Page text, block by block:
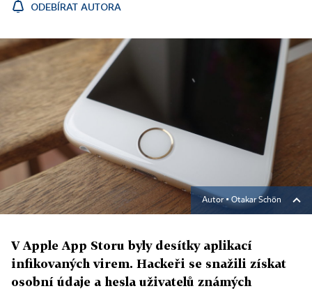
ODEBÍRAT AUTORA
Autor ▪Otakar Schön
V Apple App Storu byly desítky aplikací
infikovaných virem. Hackeři se snažili získat
osobní údaje a hesla uživatelů známých